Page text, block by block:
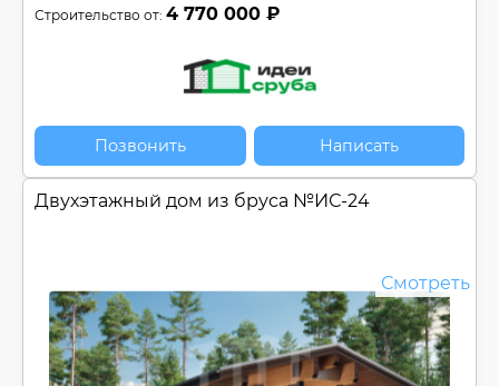
Строительство от: 4 770 000 ₽
Позвонить Написать
Двухэтажный дом из бруса №ИС-24
Смотреть